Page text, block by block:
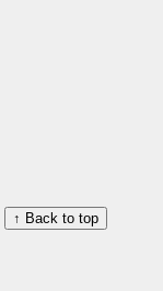
↑ Back to top